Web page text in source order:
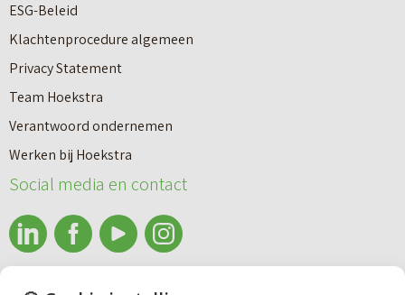
Nieuwbouw
Huren
ESG-Beleid
Klachtenprocedure algemeen
Privacy Statement
Team Hoekstra
Verantwoord ondernemen
Werken bij Hoekstra
Social media en contact